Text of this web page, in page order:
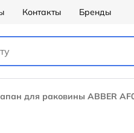
Контакты Бренды
для раковины ABBER